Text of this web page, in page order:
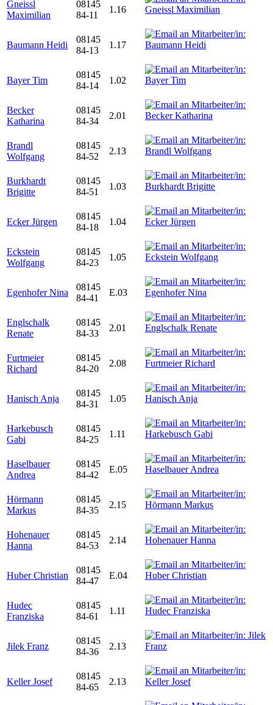
Gneissl
Maximilian
08145
84-11
1.16
Baumann Heidi
08145
84-13
1.17
Bayer Tim
08145
84-14
1.02
Becker
Katharina
08145
84-34
2.01
Brandl
Wolfgang
08145
84-52
2.13
Burkhardt
Brigitte
08145
84-51
1.03
Ecker Jürgen
08145
84-18
1.04
Eckstein
Wolfgang
08145
84-23
1.05
Egenhofer Nina
08145
84-41
E.03
Englschalk
Renate
08145
84-33
2.01
Furtmeier
Richard
08145
84-20
2.08
Hanisch Anja
08145
84-31
1.05
Harkebusch
Gabi
08145
84-25
1.11
Haselbauer
Andrea
08145
84-42
E.05
Hörmann
Markus
08145
84-35
2.15
Hohenauer
Hanna
08145
84-53
2.14
Huber Christian
08145
84-47
E.04
Hudec
Franziska
08145
84-61
1.11
Jilek Franz
08145
84-36
2.13
Keller Josef
08145
84-65
2.13